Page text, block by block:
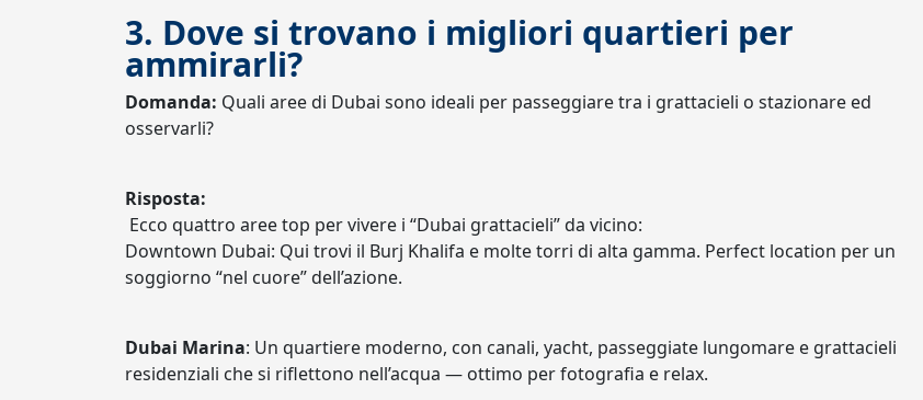
3. Dove si trovano i migliori quartieri per
ammirarli?
Domanda: Quali aree di Dubai sono ideali per passeggiare tra i grattacieli o stazionare ed
osservarli?
Risposta:
Ecco quattro aree top per vivere i “Dubai grattacieli” da vicino:
Downtown Dubai: Qui trovi il Burj Khalifa e molte torri di alta gamma. Perfect location per un
soggiorno “nel cuore” dell’azione.
Dubai Marina: Un quartiere moderno, con canali, yacht, passeggiate lungomare e grattacieli
residenziali che si riflettono nell’acqua — ottimo per fotografia e relax.